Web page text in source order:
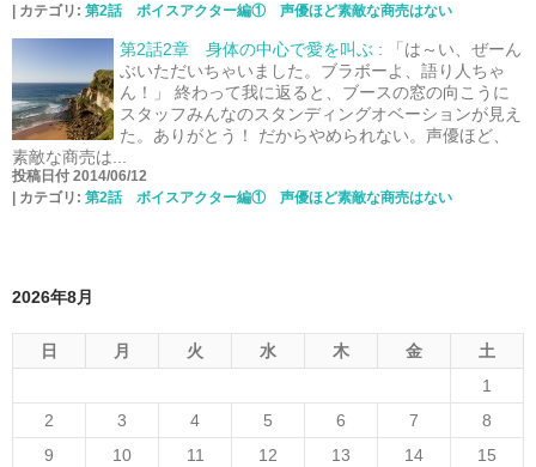
カテゴリ: 第2話 ボイスアクター編① 声優ほど素敵な商売はない
第2話2章 身体の中心で愛を叫ぶ :
「は～い、ぜーん
ぶいただいちゃいました。ブラボーよ、語り人ちゃ
ん！」 終わって我に返ると、ブースの窓の向こうに
スタッフみんなのスタンディングオベーションが見え
た。ありがとう！ だからやめられない。声優ほど、
素敵な商売は...
投稿日付 2014/06/12
カテゴリ: 第2話 ボイスアクター編① 声優ほど素敵な商売はない
2026年8月
日 月 火 水 木 金 土
1
2
3 4 5 6 7
8
9
10 11 12 13 14
15